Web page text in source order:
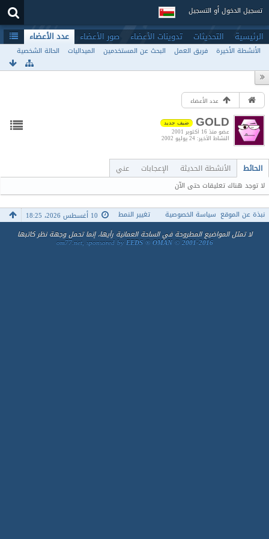
تسجيل الدخول أو التسجيل
الرئيسية التحديثات تدوينات الأعضاء صور الأعضاء عدد الأعضاء
الأنشطة الأخيرة فريق العمل البحث عن المستخدمين الميداليات الحالة الشخصية
عدد الأعضاء
GOLD ضيف جديد
عضو منذ 16 أكتوبر 2001
النشاط الأخير 24 يوليو 2002
الحائط الأنشطة الحديثة الإعجابات عني
لا توجد هناك تعليقات حتى الآن
نبذة عن الموقع سياسة الخصوصية 10 أغسطس 2026، 18:25
تغيير النمط
لا تمثل المواضيع المطروحة في الساحة العمانية رأيها، إنما تحمل وجهة نظر كاتبها
om77.net, sponsored byEEDS ® OMAN © 2001-2016